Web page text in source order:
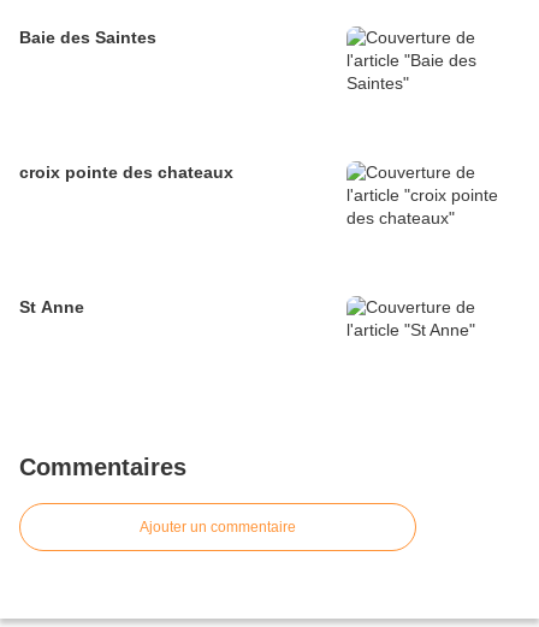
Baie des Saintes
croix pointe des chateaux
St Anne
Commentaires
Ajouter un commentaire